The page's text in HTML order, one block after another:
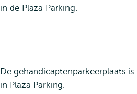
in de Plaza Parking.
De gehandicaptenparkeerplaats is
in Plaza Parking.